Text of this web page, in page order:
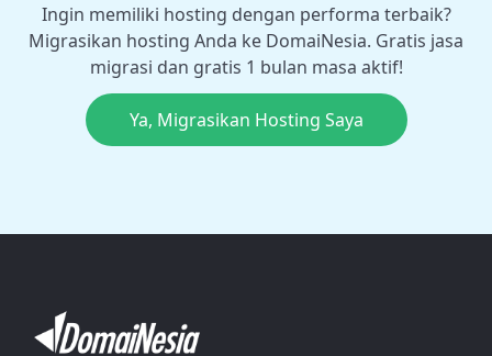
Ingin memiliki hosting dengan performa terbaik?
Migrasikan hosting Anda ke DomaiNesia. Gratis jasa
migrasi dan gratis 1 bulan masa aktif!
Ya, Migrasikan Hosting Saya